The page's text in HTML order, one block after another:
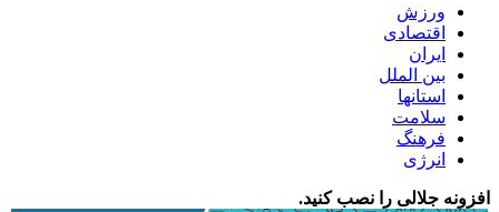
ورزش
اقتصادی
ایران
بین الملل
استانها
سلامت
فرهنگ
انرژی
افزونه جلالی را نصب کنید.